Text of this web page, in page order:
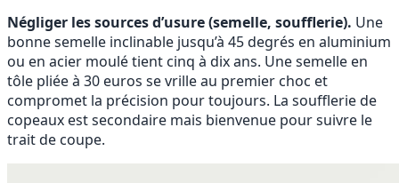
Négliger les sources d’usure (semelle, soufflerie). Une
bonne semelle inclinable jusqu’à 45 degrés en aluminium
ou en acier moulé tient cinq à dix ans. Une semelle en
tôle pliée à 30 euros se vrille au premier choc et
compromet la précision pour toujours. La soufflerie de
copeaux est secondaire mais bienvenue pour suivre le
trait de coupe.